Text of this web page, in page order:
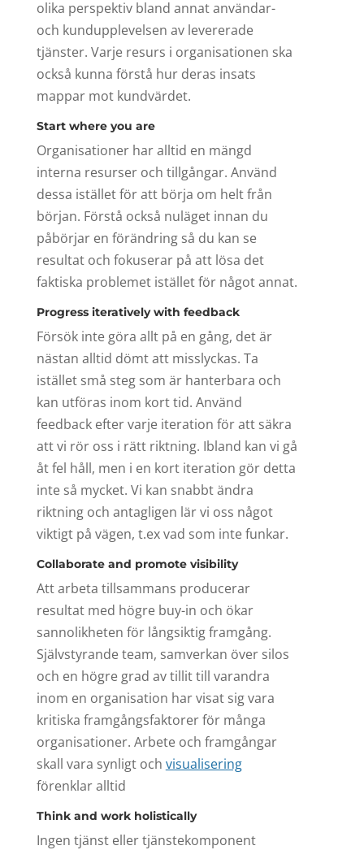
olika perspektiv bland annat användar-
och kundupplevelsen av levererade
tjänster. Varje resurs i organisationen ska
också kunna förstå hur deras insats
mappar mot kundvärdet.
Start where you are
Organisationer har alltid en mängd
interna resurser och tillgångar. Använd
dessa istället för att börja om helt från
början. Förstå också nuläget innan du
påbörjar en förändring så du kan se
resultat och fokuserar på att lösa det
faktiska problemet istället för något annat.
Progress iteratively with feedback
Försök inte göra allt på en gång, det är
nästan alltid dömt att misslyckas. Ta
istället små steg som är hanterbara och
kan utföras inom kort tid. Använd
feedback efter varje iteration för att säkra
att vi rör oss i rätt riktning. Ibland kan vi gå
åt fel håll, men i en kort iteration gör detta
inte så mycket. Vi kan snabbt ändra
riktning och antagligen lär vi oss något
viktigt på vägen, t.ex vad som inte funkar.
Collaborate and promote visibility
Att arbeta tillsammans producerar
resultat med högre buy-in och ökar
sannolikheten för långsiktig framgång.
Självstyrande team, samverkan över silos
och en högre grad av tillit till varandra
inom en organisation har visat sig vara
kritiska framgångsfaktorer för många
organisationer. Arbete och framgångar
skall vara synligt och visualisering
förenklar alltid
Think and work holistically
Ingen tjänst eller tjänstekomponent